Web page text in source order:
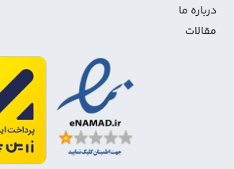
درباره ما
مقالات